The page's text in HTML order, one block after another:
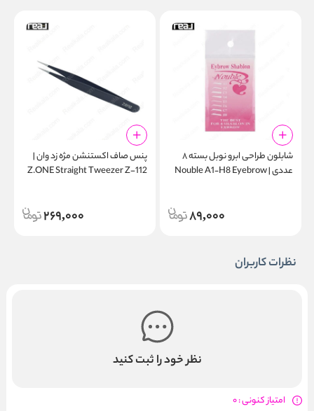
شابلون طراحی ابرو نوبل بسته ۸
عددی | Nouble A1‑H8 Eyebrow
89,000
پنس صاف اکستنشن مژه زد وان |
Z.ONE Straight Tweezer Z-112
269,000
نظرات کاربران
نظر خود را ثبت کنید
امتیاز کنونی : 0